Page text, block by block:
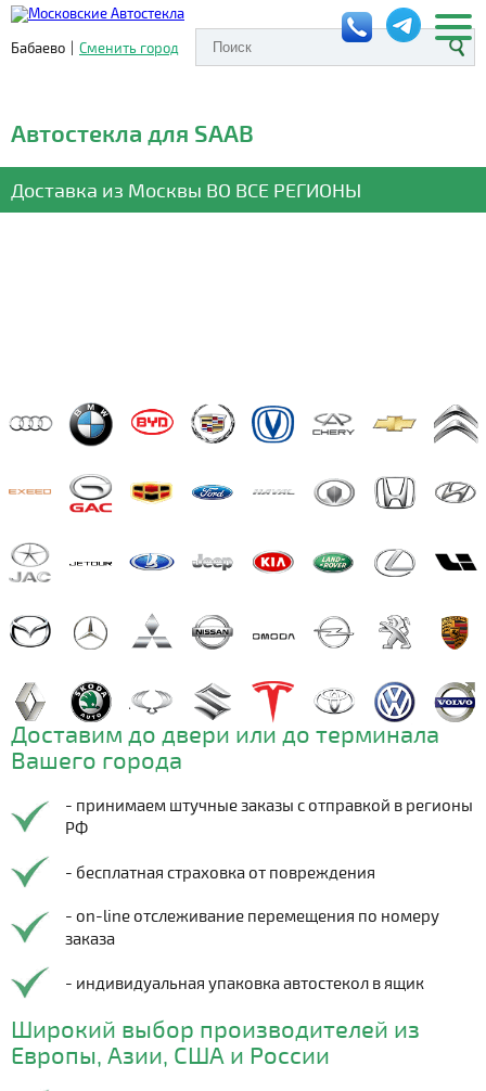
Бабаево | Сменить город
Автостекла для SAAB
Доставка из Москвы ВО ВСЕ РЕГИОНЫ
Доставим до двери или до терминала
Вашего города
- принимаем штучные заказы с отправкой в регионы
РФ
- бесплатная страховка от повреждения
- on-line отслеживание перемещения по номеру
заказа
- индивидуальная упаковка автостекол в ящик
Широкий выбор производителей из
Европы, Азии, США и России